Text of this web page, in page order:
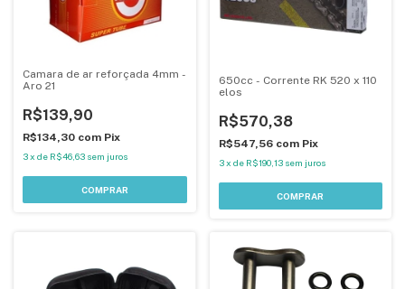
Camara de ar reforçada 4mm -
Aro 21
R$139,90
R$134,30 com Pix
3x de R$46,63 sem juros
650cc - Corrente RK 520 x 110
elos
R$570,38
R$547,56 com Pix
3 x de R$190,13 sem juros